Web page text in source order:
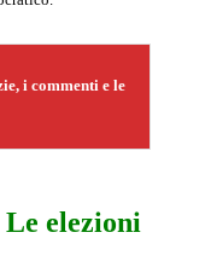
i commenti e le
elezioni